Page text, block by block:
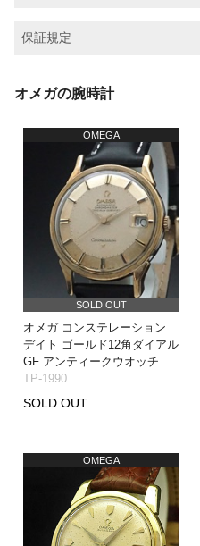
保証規定
オメガの腕時計
OMEGA
SOLD OUT
オメガ コンステレーション
デイト ゴールド12角ダイアル
GF アンティークウオッチ
TP-1990
SOLD OUT
OMEGA